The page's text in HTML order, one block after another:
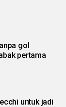
gol
pertama
untuk jadi